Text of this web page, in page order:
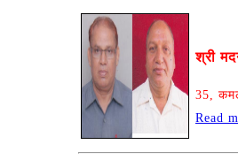
श्री
35,
Read